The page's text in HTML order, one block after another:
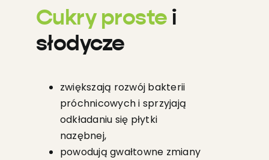
Cukry proste i
słodycze
zwiększają rozwój bakterii
próchnicowych i sprzyjają
odkładaniu się płytki
nazębnej,
powodują gwałtowne zmiany